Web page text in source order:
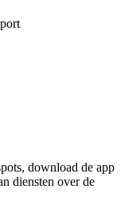
download de app
diensten over de